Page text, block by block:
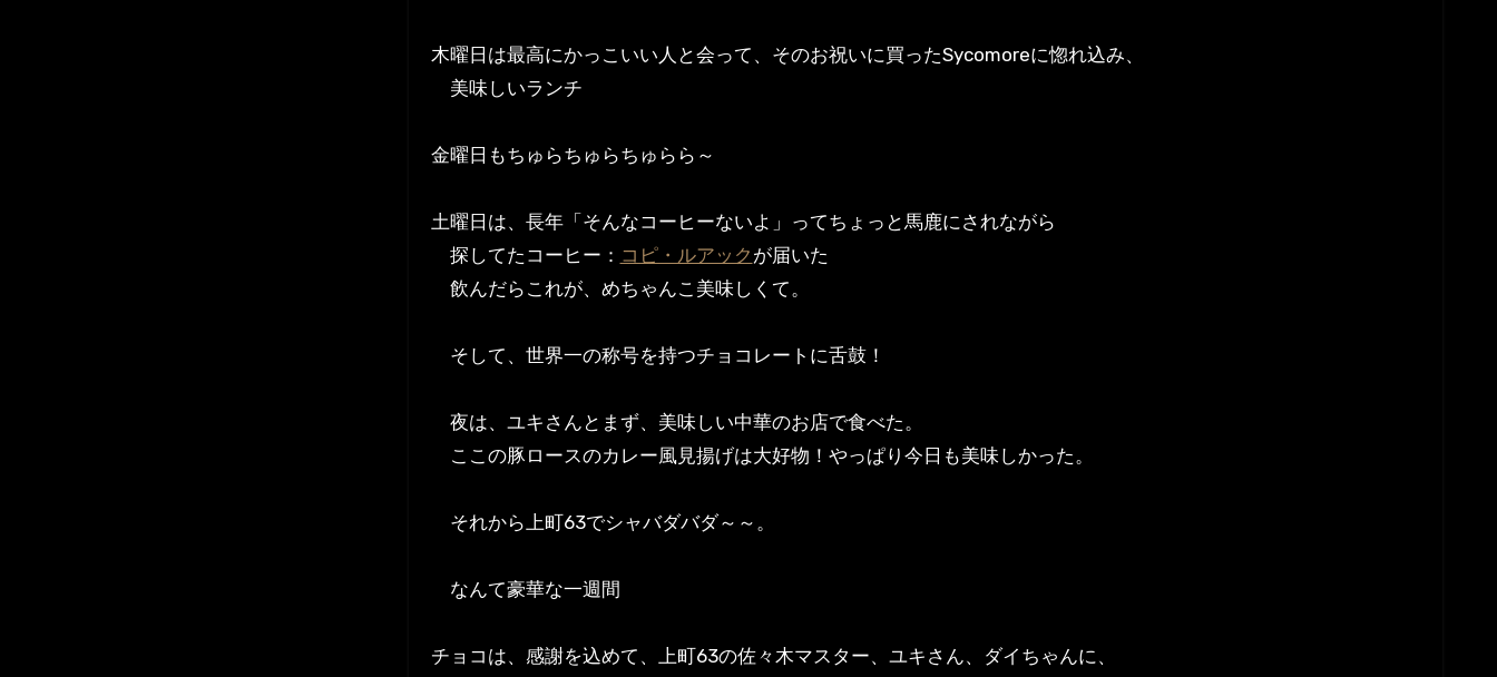
木曜日は最高にかっこいい人と会って、そのお祝いに買ったSycomoreに惚れ込み、
美味しいランチ
金曜日もちゅらちゅらちゅらら～
土曜日は、長年「そんなコーヒーないよ」ってちょっと馬鹿にされながら
探してたコーヒー： コピ・ルアック が届いた
飲んだらこれが、めちゃんこ美味しくて。
そして、世界一の称号を持つチョコレートに舌鼓！
夜は、ユキさんとまず、美味しい中華のお店で食べた。
ここの豚ロースのカレー風見揚げは大好物！やっぱり今日も美味しかった。
それから上町63でシャバダバダ～～。
なんて豪華な一週間
チョコは、感謝を込めて、上町63の佐々木マスター、ユキさん、ダイちゃんに、